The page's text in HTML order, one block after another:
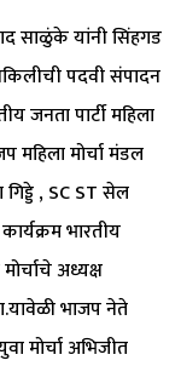
साळुंके यांनी सिंहगड
पदवी संपादन
जनता पार्टी महिला
महिला मोर्चा मंडल
, SC ST सेल
भारतीय
अध्यक्ष
भाजप नेते
मोर्चा अभिजीत